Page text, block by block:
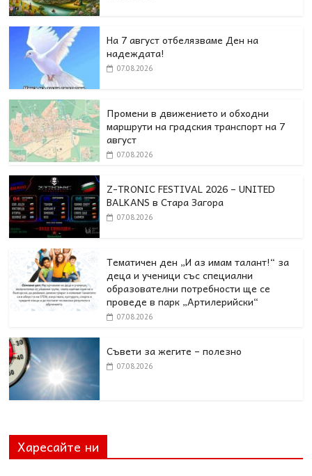
На 7 август отбелязваме Ден на
надеждата!
07.08.2026
Промени в движението и обходни
маршрути на градския транспорт на 7
август
07.08.2026
Z-TRONIC FESTIVAL 2026 – UNITED
BALKANS в Стара Загора
07.08.2026
Тематичен ден „И аз имам талант!“ за
деца и ученици със специални
образователни потребности ще се
проведе в парк „Артилерийски“
07.08.2026
Съвети за жегите – полезно
07.08.2026
Харесайте ни